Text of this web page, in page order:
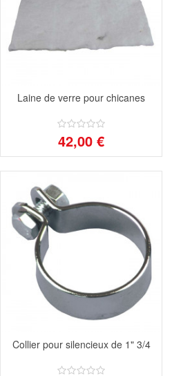
Laine de verre pour chicanes
42,00 €
Collier pour silencieux de 1" 3/4